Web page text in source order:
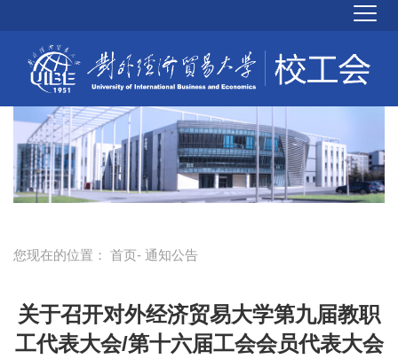
您现在的位置： 首页- 通知公告
关于召开对外经济贸易大学第九届教职
工代表大会/第十六届工会会员代表大会